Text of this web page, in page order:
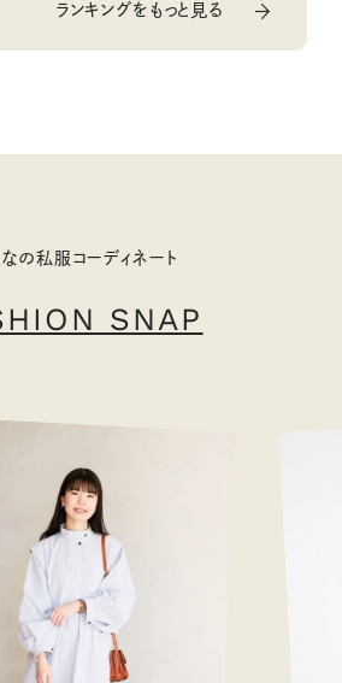
ランキングをもっと見る
の私服コーディネート
SNAP